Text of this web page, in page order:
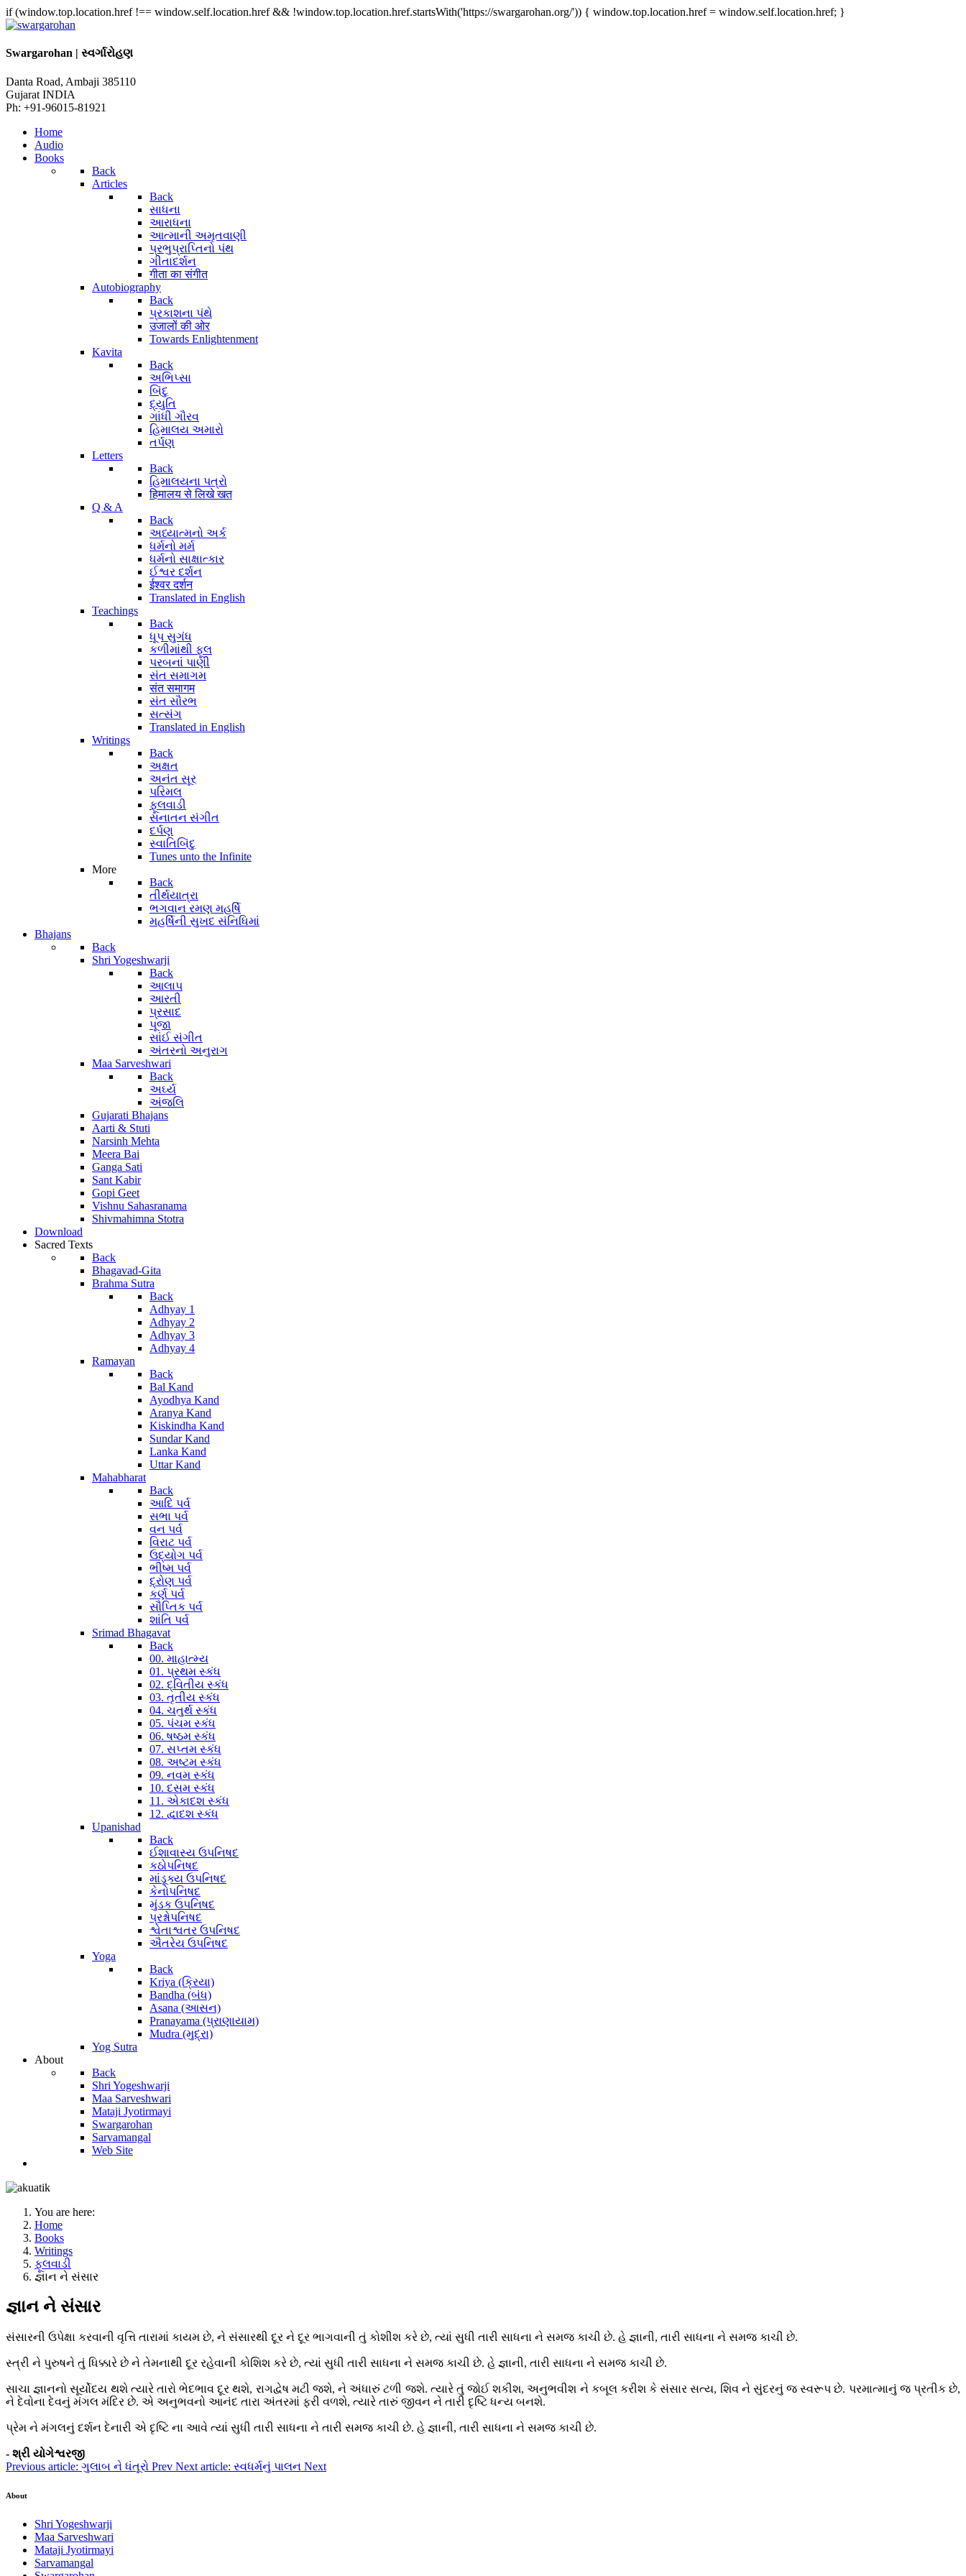
if (window.top.location.href !== window.self.location.href && !window.top.location.href.startsWith('https://swargarohan.org/')) { window.top.location.href = window.self.location.href; }
Swargarohan | સ્વર્ગારોહણ
Danta Road, Ambaji 385110
Gujarat INDIA
Ph: +91-96015-81921
Home
Audio
Books
Back
Articles
Back
સાધના
આરાધના
આત્માની અમૃતવાણી
પ્રભુપ્રાપ્તિનો પંથ
ગીતાદર્શન
गीता का संगीत
Autobiography
Back
પ્રકાશના પંથે
उजालों की ओर
Towards Enlightenment
Kavita
Back
અભિપ્સા
બિંદુ
દ્યુતિ
ગાંધી ગૌરવ
હિમાલય અમારો
તર્પણ
Letters
Back
હિમાલયના પત્રો
हिमालय से लिखे खत
Q & A
Back
અધ્યાત્મનો અર્ક
ધર્મનો મર્મ
ધર્મનો સાક્ષાત્કાર
ઈશ્વર દર્શન
ईश्वर दर्शन
Translated in English
Teachings
Back
ધૂપ સુગંધ
કળીમાંથી ફૂલ
પરબનાં પાણી
સંત સમાગમ
संत समागम
સંત સૌરભ
સત્સંગ
Translated in English
Writings
Back
અક્ષત
અનંત સૂર
પરિમલ
ફૂલવાડી
સનાતન સંગીત
દર્પણ
સ્વાતિબિંદુ
Tunes unto the Infinite
More
Back
તીર્થયાત્રા
ભગવાન રમણ મહર્ષિ
મહર્ષિની સુખદ સંનિધિમાં
Bhajans
Back
Shri Yogeshwarji
Back
આલાપ
આરતી
પ્રસાદ
પૂજા
સાંઈ સંગીત
અંતરનો અનુરાગ
Maa Sarveshwari
Back
અર્ઘ્ય
અંજલિ
Gujarati Bhajans
Aarti & Stuti
Narsinh Mehta
Meera Bai
Ganga Sati
Sant Kabir
Gopi Geet
Vishnu Sahasranama
Shivmahimna Stotra
Download
Sacred Texts
Back
Bhagavad-Gita
Brahma Sutra
Back
Adhyay 1
Adhyay 2
Adhyay 3
Adhyay 4
Ramayan
Back
Bal Kand
Ayodhya Kand
Aranya Kand
Kiskindha Kand
Sundar Kand
Lanka Kand
Uttar Kand
Mahabharat
Back
આદિ પર્વ
સભા પર્વ
વન પર્વ
વિરાટ પર્વ
ઉદ્યોગ પર્વ
ભીષ્મ પર્વ
દ્રોણ પર્વ
કર્ણ પર્વ
સૌપ્તિક પર્વ
શાંતિ પર્વ
Srimad Bhagavat
Back
00. માહાત્મ્ય
01. પ્રથમ સ્કંધ
02. દ્વિતીય સ્કંધ
03. તૃતીય સ્કંધ
04. ચતુર્થ સ્કંધ
05. પંચમ સ્કંધ
06. ષષ્ઠમ સ્કંધ
07. સપ્તમ સ્કંધ
08. અષ્ટમ સ્કંધ
09. નવમ સ્કંધ
10. દસમ સ્કંધ
11. એકાદશ સ્કંધ
12. દ્વાદશ સ્કંધ
Upanishad
Back
ઈશાવાસ્ય ઉપનિષદ
કઠોપનિષદ
માંડૂક્ય ઉપનિષદ
કેનોપનિષદ
મુંડક ઉપનિષદ
પ્રશ્નોપનિષદ
શ્વેતાશ્વતર ઉપનિષદ
ઐતરેય ઉપનિષદ
Yoga
Back
Kriya (ક્રિયા)
Bandha (બંધ)
Asana (આસન)
Pranayama (પ્રાણાયામ)
Mudra (મુદ્રા)
Yog Sutra
About
Back
Shri Yogeshwarji
Maa Sarveshwari
Mataji Jyotirmayi
Swargarohan
Sarvamangal
Web Site
You are here:
Home
Books
Writings
ફૂલવાડી
જ્ઞાન ને સંસાર
જ્ઞાન ને સંસાર
સંસારની ઉપેક્ષા કરવાની વૃત્તિ તારામાં કાયમ છે, ને સંસારથી દૂર ને દૂર ભાગવાની તું કોશીશ કરે છે, ત્યાં સુધી તારી સાધના ને સમજ કાચી છે. હે જ્ઞાની, તારી સાધના ને સમજ કાચી છે.
સ્ત્રી ને પુરુષને તું ધિક્કારે છે ને તેમનાથી દૂર રહેવાની કોશિશ કરે છે, ત્યાં સુધી તારી સાધના ને સમજ કાચી છે. હે જ્ઞાની, તારી સાધના ને સમજ કાચી છે.
સાચા જ્ઞાનનો સૂર્યોદય થશે ત્યારે તારો ભેદભાવ દૂર થશે, રાગદ્વેષ મટી જશે, ને અંધારું ટળી જશે. ત્યારે તું જોઈ શકીશ, અનુભવીશ ને કબૂલ કરીશ કે સંસાર સત્ય, શિવ ને સુંદરનું જ સ્વરૂપ છે. પરમાત્માનું જ પ્રતીક છે,
ને દેવોના દેવનું મંગલ મંદિર છે. એ અનુભવનો આનંદ તારા અંતરમાં ફરી વળશે, ત્યારે તારું જીવન ને તારી દૃષ્ટિ ધન્ય બનશે.
પ્રેમ ને મંગલનું દર્શન દેનારી એ દૃષ્ટિ ના આવે ત્યાં સુધી તારી સાધના ને તારી સમજ કાચી છે. હે જ્ઞાની, તારી સાધના ને સમજ કાચી છે.
- શ્રી યોગેશ્વરજી
Previous article: ગુલાબ ને ધંતૂરો Prev Next article: સ્વધર્મનું પાલન Next
About
Shri Yogeshwarji
Maa Sarveshwari
Mataji Jyotirmayi
Sarvamangal